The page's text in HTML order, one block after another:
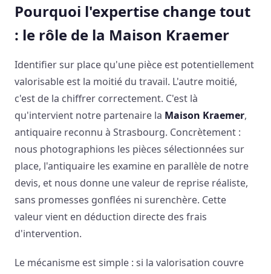
Pourquoi l'expertise change tout
: le rôle de la Maison Kraemer
Identifier sur place qu'une pièce est potentiellement
valorisable est la moitié du travail. L'autre moitié,
c'est de la chiffrer correctement. C'est là
qu'intervient notre partenaire la Maison Kraemer,
antiquaire reconnu à Strasbourg. Concrètement :
nous photographions les pièces sélectionnées sur
place, l'antiquaire les examine en parallèle de notre
devis, et nous donne une valeur de reprise réaliste,
sans promesses gonflées ni surenchère. Cette
valeur vient en déduction directe des frais
d'intervention.
Le mécanisme est simple : si la valorisation couvre